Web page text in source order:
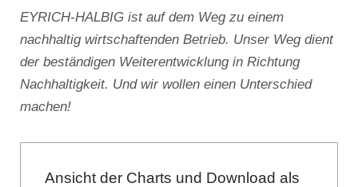
EYRICH-HALBIG ist auf dem Weg zu einem
nachhaltig wirtschaftenden Betrieb. Unser Weg dient
der beständigen Weiterentwicklung in Richtung
Nachhaltigkeit. Und wir wollen einen Unterschied
machen!
Ansicht der Charts und Download als